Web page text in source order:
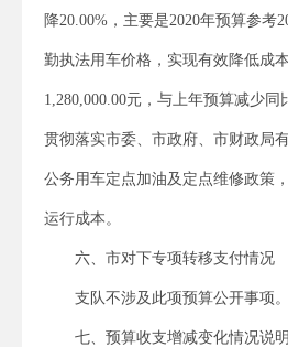
降20.00%，主要是2020年预算参考
勤执法用车价格，实现有效降低成
1,280,000.00元，与上年预算减少
贯彻落实市委、市政府、市财政局
公务用车定点加油及定点维修政策
运行成本。
六、市对下专项转移支付情况
支队不涉及此项预算公开事项。
七、预算收支增减变化情况说明